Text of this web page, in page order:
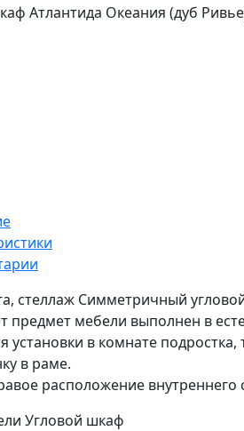
стеллаж Симметричный
предмет мебели выполнен в
установки в комнате
в раме.
расположение
Угловой шкаф